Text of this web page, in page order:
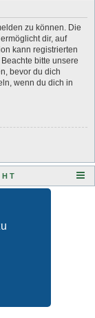
zu können. Die
dir, auf
kann registrierten
bitte unsere
bevor du dich
wenn du dich in
H T
Limited